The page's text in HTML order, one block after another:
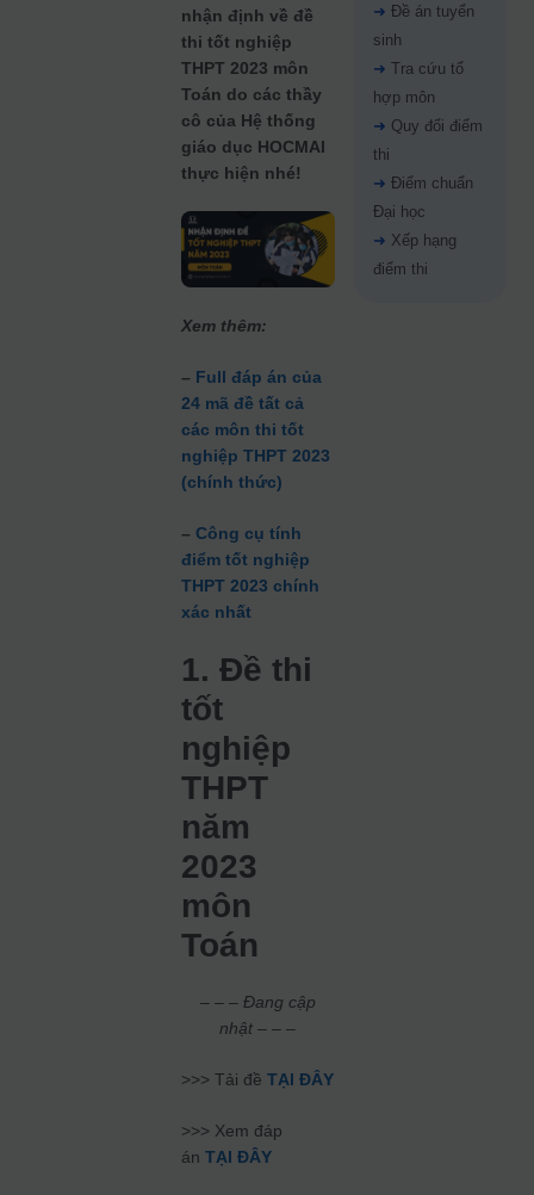
nhận định về đề
thi tốt nghiệp
THPT 2023 môn
Toán do các thầy
cô của Hệ thống
giáo dục HOCMAI
thực hiện nhé!
Xem thêm:
– Full đáp án của
24 mã đề tất cả
các môn thi tốt
nghiệp THPT 2023
(chính thức)
–Công cụ tính
điểm tốt nghiệp
THPT 2023 chính
xác nhất
1. Đề thi
tốt
nghiệp
THPT
năm
2023
môn
Toán
– – – Đang cập
nhật – – –
>>> Tải đềTẠI ĐÂY
>>> Xem đáp
ánTẠI ĐÂY
➜ Đề án tuyển
sinh
➜ Tra cứu tổ
hợp môn
➜ Quy đổi điểm
thi
➜ Điểm chuẩn
Đại học
➜ Xếp hạng
điểm thi